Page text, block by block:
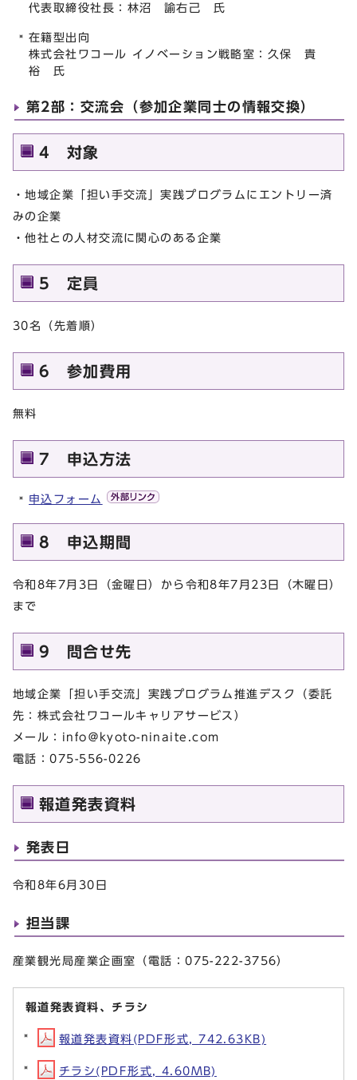
代表取締役社長：林沼 諭右己 氏
在籍型出向
株式会社ワコール イノベーション戦略室：久保 貴
裕 氏
第2部：交流会（参加企業同士の情報交換）
4 対象
・地域企業「担い手交流」実践プログラムにエントリー済
みの企業
・他社との人材交流に関心のある企業
5 定員
30名（先着順）
6 参加費用
無料
7 申込方法
申込フォーム
8 申込期間
令和8年7月3日（金曜日）から令和8年7月23日（木曜日）
まで
9 問合せ先
地域企業「担い手交流」実践プログラム推進デスク（委託
先：株式会社ワコールキャリアサービス）
メール：info＠kyoto-ninaite.com
電話：075-556-0226
報道発表資料
発表日
令和8年6月30日
担当課
産業観光局産業企画室（電話：075-222-3756）
報道発表資料、チラシ
報道発表資料(PDF形式, 742.63KB)
チラシ(PDF形式, 4.60MB)